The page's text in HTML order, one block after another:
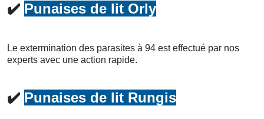
✔️ Punaises de lit Orly
Le extermination des parasites à 94 est effectué par nos
experts avec une action rapide.
✔️ Punaises de lit Rungis